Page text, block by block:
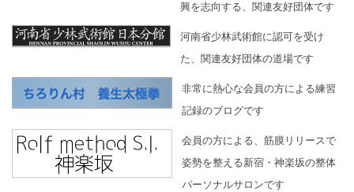
興を志向する、関連友好団体です
河南省少林武術館に認可を受け
た、関連友好団体の道場です
非常に熱心な会員の方による練習
記録のブログです
会員の方による、筋膜リリースで
姿勢を整える新宿・神楽坂の整体
パーソナルサロンです